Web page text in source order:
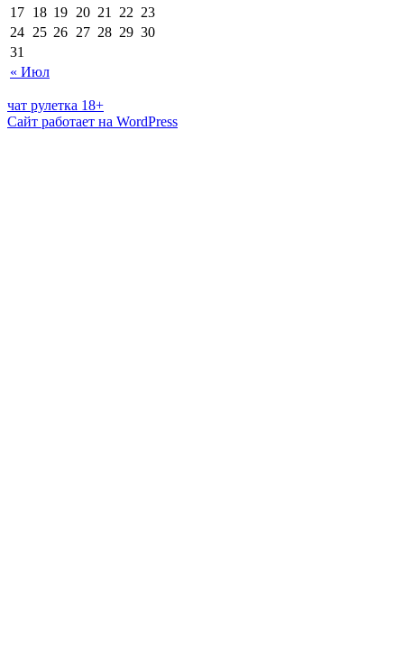
« Июл
17 18 19 20 21 22 23
24 25 26 27 28 29 30
31
чат рулетка 18+
Сайт работает на WordPress